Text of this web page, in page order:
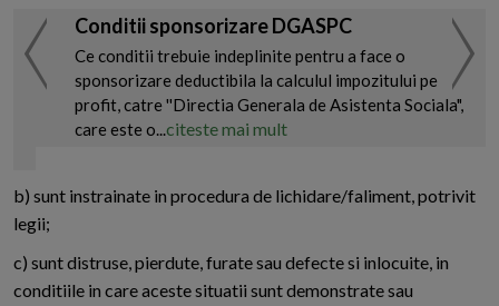
Conditii sponsorizare DGASPC
Ce conditii trebuie indeplinite pentru a face o
sponsorizare deductibila la calculul impozitului pe
profit, catre ''Directia Generala de Asistenta Sociala",
care este o...citeste mai mult
b) sunt instrainate in procedura de lichidare/faliment, potrivit
legii;
c) sunt distruse, pierdute, furate sau defecte si inlocuite, in
conditiile in care aceste situatii sunt demonstrate sau